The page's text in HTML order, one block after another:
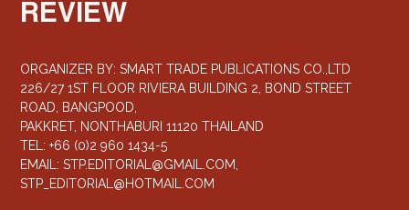
REVIEW
ORGANIZER BY: SMART TRADE PUBLICATIONS CO.,LTD
226/27 1ST FLOOR RIVIERA BUILDING 2, BOND STREET
ROAD, BANGPOOD,
PAKKRET, NONTHABURI 11120 THAILAND
TEL: +66 (0)2 960 1434-5
EMAIL:STP.EDITORIAL@GMAIL.COM
STP_EDITORIAL@HOTMAIL.COM